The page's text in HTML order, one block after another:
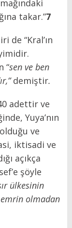
takar.”7
de “Kral’ın
“sen ve ben
demiştir.
adettir ve
Yuya’nın
ve
iktisadi ve
açıkça
şöyle
ülkesinin
olmadan